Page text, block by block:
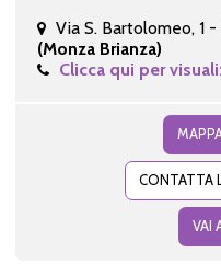
Via S. Bartolomeo, 1 -
(Monza Brianza)
Clicca qui per
CONTATTA
VAI